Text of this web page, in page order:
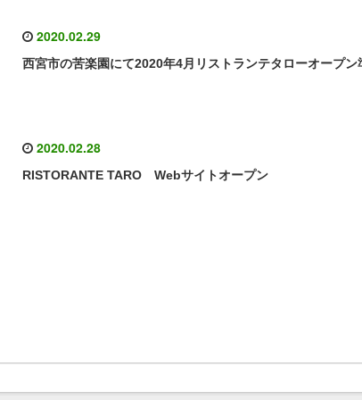
2020.02.29
西宮市の苦楽園にて2020年4月リストランテタローオープン
2020.02.28
RISTORANTE TARO Webサイトオープン